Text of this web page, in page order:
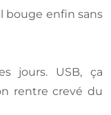
bouge enfin sans
jours. USB, ça
rentre crevé du